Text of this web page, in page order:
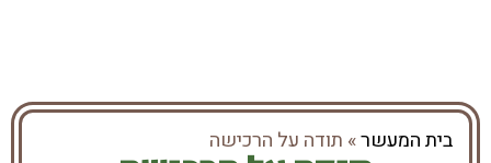
בית המעשר» תודה על הרכישה